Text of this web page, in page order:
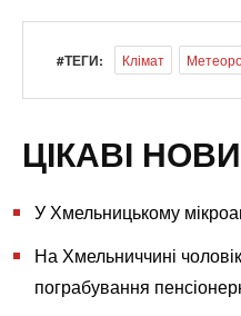
#ТЕГИ: Клімат
ЦІКАВІ
У Хмельницькому
На Хмельниччині
пограбування